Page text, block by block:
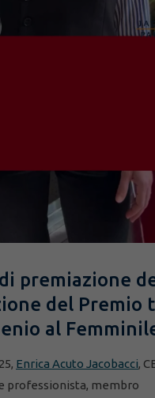
premiazione
del Premio
al
Enrica Acuto Jacobacci,
professionista, membro